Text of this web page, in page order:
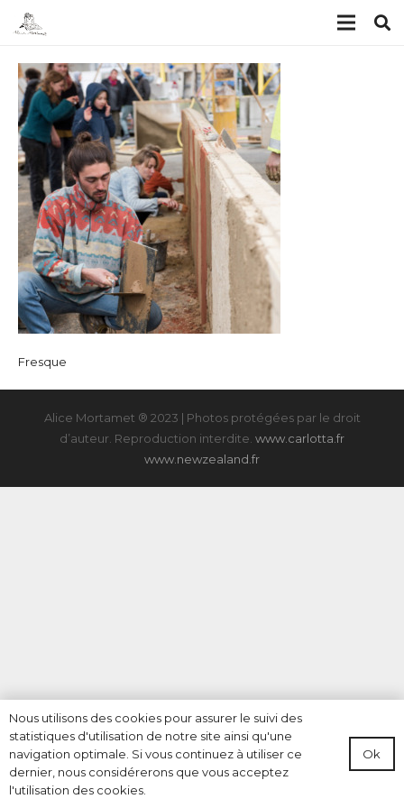
Fresque
Alice Mortamet ® 2023 | Photos protégées par le droit
d’auteur. Reproduction interdite. www.carlotta.fr
www.newzealand.fr
Nous utilisons des cookies pour assurer le suivi des
statistiques d'utilisation de notre site ainsi qu'une
navigation optimale. Si vous continuez à utiliser ce
dernier, nous considérerons que vous acceptez
l'utilisation des cookies.
Ok